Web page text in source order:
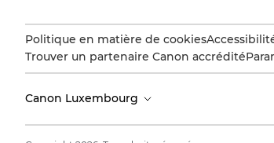
Politique en matière de cookies
Trouver un partenaire Canon accrédité
Canon Luxembourg